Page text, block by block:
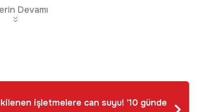
Devamı
işletmelere can suyu! '10 günde